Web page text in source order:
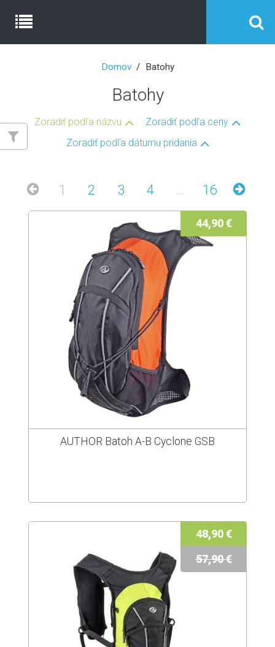
Domov Batohy
Batohy
Zoradiť podľa názvu
Zoradiť podľa ceny
Zoradiť podľa dátumu pridania
1 2 3 4 ... 16
44,90 €
AUTHOR Batoh A-B Cyclone GSB
48,90 €
57,90 €